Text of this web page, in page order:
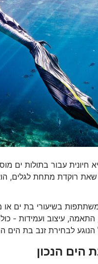
חיונית עבור בתולות ים
רוקדת מתחת לגלים,
בשיעורי בת ים
עיצוב ועמידות -
לבחירת זנב בת הים
הים הנכון